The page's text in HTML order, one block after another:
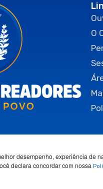
desempenho, experiência de
declara concordar com nossa
O
reservados.